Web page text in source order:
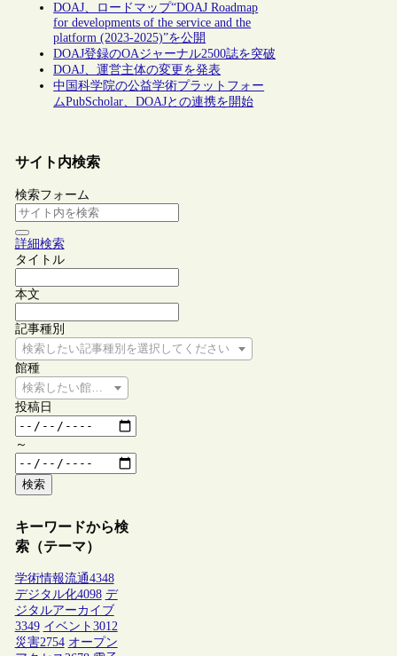
DOAJ、ロードマップ“DOAJ Roadmap
for developments of the service and the
platform (2023-2025)”を公開
DOAJ登録のOAジャーナル2500誌を突破
DOAJ、運営主体の変更を発表
中国科学院の公益学術プラットフォー
ムPubScholar、DOAJとの連携を開始
サイト内検索
検索フォーム
詳細検索
タイトル
本文
記事種別
検索したい記事種別を選択してください
館種
検索したい館種を選択してください
投稿日
～
検索
キーワードから検
索（テーマ）
学術情報流通4348
デジタル化4098 デ
ジタルアーカイブ
3349 イベント 3012
災害2754 オープン